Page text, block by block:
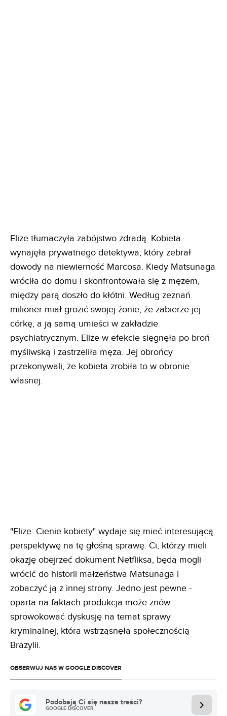
Elize tłumaczyła zabójstwo zdradą. Kobieta
wynajęła prywatnego detektywa, który zebrał
dowody na niewierność Marcosa. Kiedy Matsunaga
wróciła do domu i skonfrontowała się z mężem,
między parą doszło do kłótni. Według zeznań
milioner miał grozić swojej żonie, że zabierze jej
córkę, a ją samą umieści w zakładzie
psychiatrycznym. Elize w efekcie sięgnęła po broń
myśliwską i zastrzeliła męża. Jej obrońcy
przekonywali, że kobieta zrobiła to w obronie
własnej.
"Elize: Cienie kobiety" wydaje się mieć interesującą
perspektywę na tę głośną sprawę. Ci, którzy mieli
okazję obejrzeć dokument Netfliksa, będą mogli
wrócić do historii małżeństwa Matsunaga i
zobaczyć ją z innej strony. Jedno jest pewne -
oparta na faktach produkcja może znów
sprowokować dyskusję na temat sprawy
kryminalnej, która wstrząsnęła społecznością
Brazylii.
OBSERWUJ NAS W GOOGLE DISCOVER
Podobają Ci się nasze treści?
GOOGLE DISCOVER